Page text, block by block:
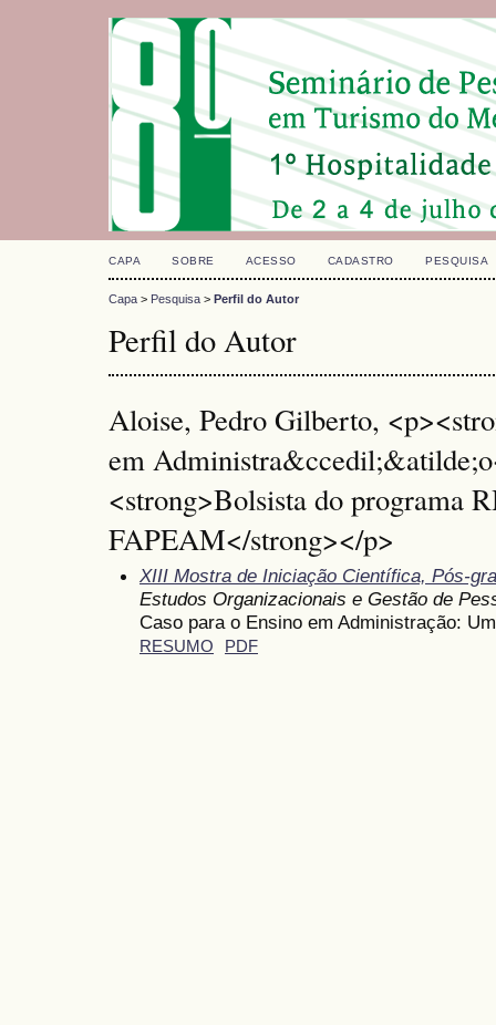
CAPA SOBRE ACESSO CADASTRO PESQUISA
Capa > Pesquisa > Perfil do Autor
Perfil do Autor
Aloise, Pedro Gilberto,
em
<strong>Bolsista do programa
FAPEAM</strong></p>
XIII Mostra de Iniciação Científica, Pós-
Estudos Organizacionais e Gestão de
Caso para o Ensino em Administração:
RESUMO PDF